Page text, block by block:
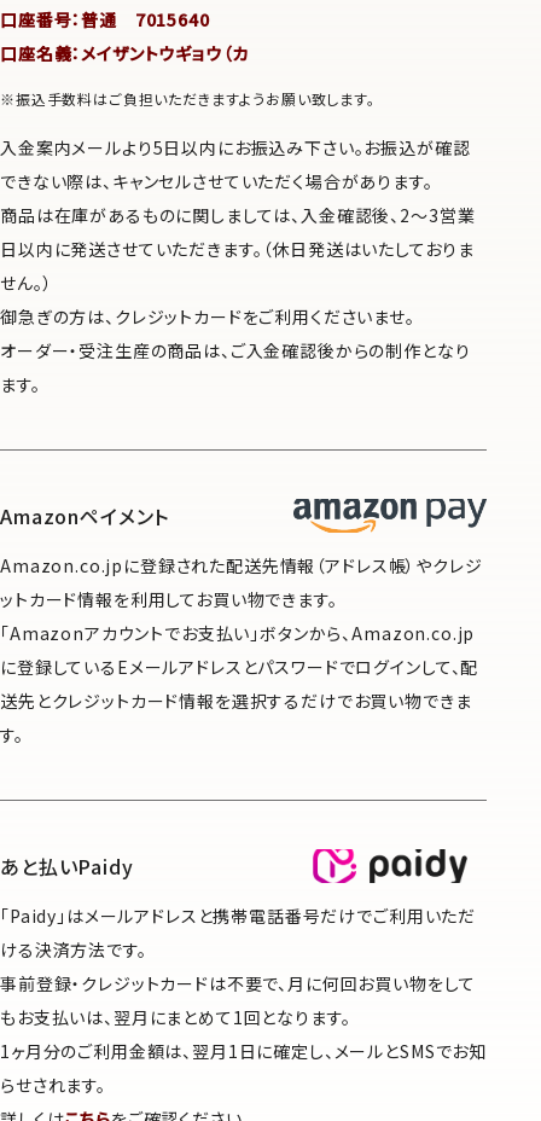
口座番号：普通 7015640
口座名義：メイザントウギョウ（カ
※振込手数料はご負担いただきますようお願い致します。
入金案内メールより5日以内にお振込み下さい。お振込が確認
できない際は、キャンセルさせていただく場合があります。
商品は在庫があるものに関しましては、入金確認後、2～3営業
日以内に発送させていただきます。（休日発送はいたしておりま
せん。）
御急ぎの方は、クレジットカードをご利用くださいませ。
オーダー・受注生産の商品は、ご入金確認後からの制作となり
ます。
Amazonペイメント
Amazon.co.jpに登録された配送先情報（アドレス帳）やクレジ
ットカード情報を利用してお買い物できます。
「Amazonアカウントでお支払い」ボタンから、Amazon.co.jp
に登録しているEメールアドレスとパスワードでログインして、配
送先とクレジットカード情報を選択するだけでお買い物できま
す。
あと払いPaidy
「Paidy」はメールアドレスと携帯電話番号だけでご利用いただ
ける決済方法です。
事前登録・クレジットカードは不要で、月に何回お買い物をして
もお支払いは、翌月にまとめて1回となります。
1ヶ月分のご利用金額は、翌月1日に確定し、メールとSMSでお知
らせされます。